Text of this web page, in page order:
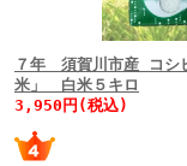
７年 須賀川市産 コシ
米」 白米５キロ
3,950円(税込)